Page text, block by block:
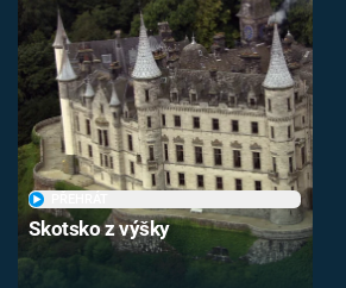
Skotsko z výšky